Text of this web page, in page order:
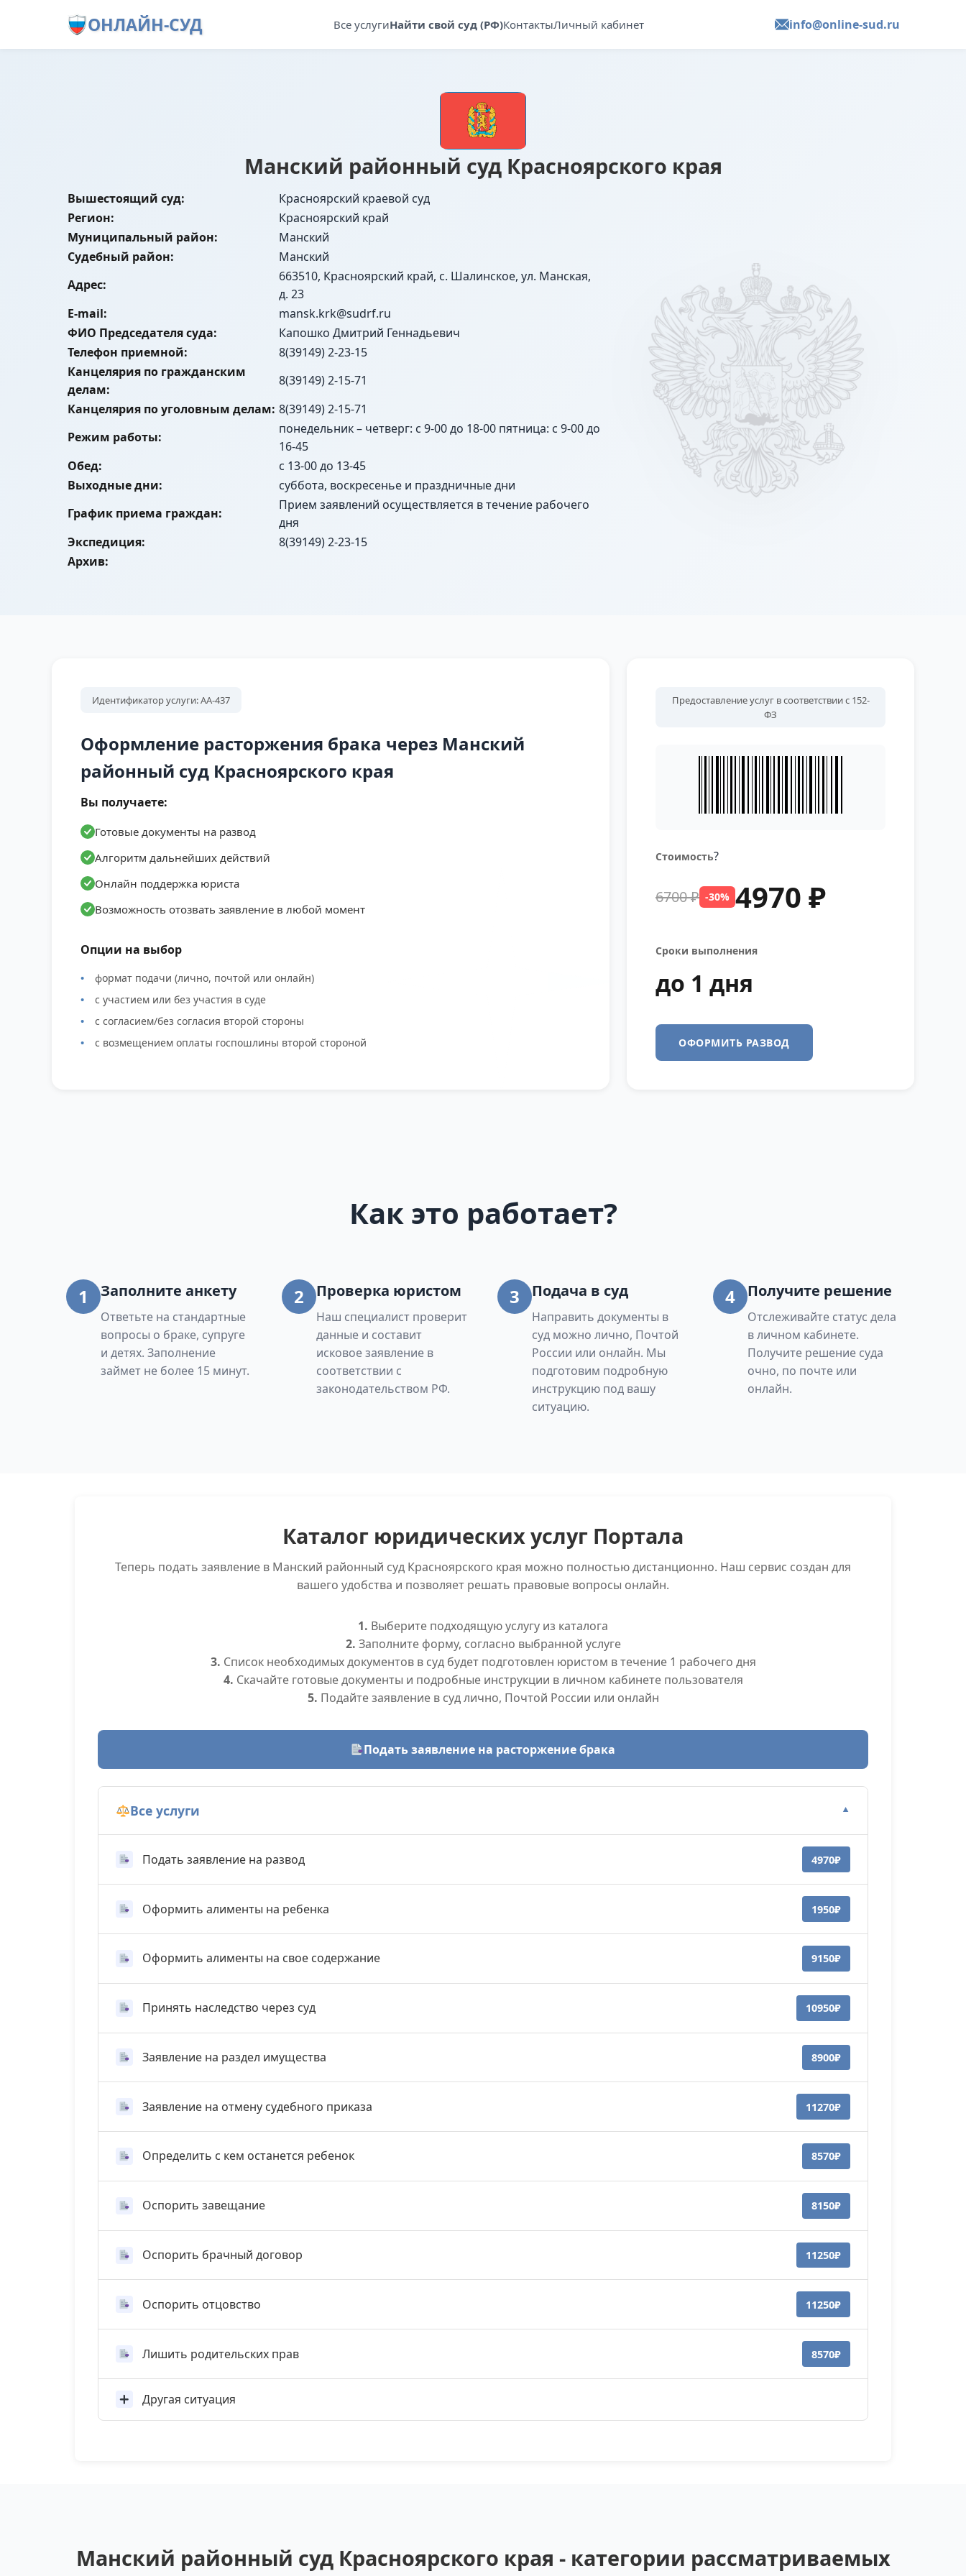
ОНЛАЙН-СУД Все услугиНайти свой суд (РФ)КонтактыЛичный кабинет info@online-sud.ru
Манский районный суд Красноярского края
Вышестоящий суд:
Красноярский краевой суд
Регион:
Красноярский край
Муниципальный район:
Манский
Судебный район:
Манский
Адрес:
663510, Красноярский край, с. Шалинское, ул. Манская,
д. 23
E-mail:
mansk.krk@sudrf.ru
ФИО Председателя суда:
Капошко Дмитрий Геннадьевич
Телефон приемной:
8(39149) 2-23-15
Канцелярия по гражданским
делам:
8(39149) 2-15-71
Канцелярия по уголовным делам: 8(39149) 2-15-71
Режим работы:
понедельник – четверг: с 9-00 до 18-00 пятница: с 9-00 до
16-45
Обед:
с 13-00 до 13-45
Выходные дни:
суббота, воскресенье и праздничные дни
График приема граждан:
Прием заявлений осуществляется в течение рабочего
дня
Экспедиция:
8(39149) 2-23-15
Архив:
Идентификатор услуги: АА-437
Оформление расторжения брака через Манский
районный суд Красноярского края
Вы получаете:
Готовые документы на развод
Алгоритм дальнейших действий
Онлайн поддержка юриста
Возможность отозвать заявление в любой момент
Опции на выбор
формат подачи (лично, почтой или онлайн)
с участием или без участия в суде
с согласием/без согласия второй стороны
с возмещением оплаты госпошлины второй стороной
Предоставление услуг в соответствии с 152-
ФЗ
Стоимость?
6700 ₽ -30% 4970 ₽
Сроки выполнения
до 1 дня
ОФОРМИТЬ РАЗВОД
Как это работает?
1 Заполните анкету
Ответьте на стандартные
вопросы о браке, супруге
и детях. Заполнение
займет не более 15 минут.
2 Проверка юристом
Наш специалист проверит
данные и составит
исковое заявление в
соответствии с
законодательством РФ.
3 Подача в суд
Направить документы в
суд можно лично, Почтой
России или онлайн. Мы
подготовим подробную
инструкцию под вашу
ситуацию.
4 Получите решение
Отслеживайте статус дела
в личном кабинете.
Получите решение суда
очно, по почте или
онлайн.
Каталог юридических услуг Портала
Теперь подать заявление в Манский районный суд Красноярского края можно полностью дистанционно. Наш сервис создан для
вашего удобства и позволяет решать правовые вопросы онлайн.
1. Выберите подходящую услугу из каталога
2. Заполните форму, согласно выбранной услуге
3. Список необходимых документов в суд будет подготовлен юристом в течение 1 рабочего дня
4. Скачайте готовые документы и подробные инструкции в личном кабинете пользователя
5. Подайте заявление в суд лично, Почтой России или онлайн
Подать заявление на расторжение брака
Все услуги ▼
Подать заявление на развод 4970₽
Оформить алименты на ребенка 1950₽
Оформить алименты на свое содержание 9150₽
Принять наследство через суд 10950₽
Заявление на раздел имущества 8900₽
Заявление на отмену судебного приказа 11270₽
Определить с кем останется ребенок 8570₽
Оспорить завещание 8150₽
Оспорить брачный договор 11250₽
Оспорить отцовство 11250₽
Лишить родительских прав 8570₽
Другая ситуация
Манский районный суд Красноярского края - категории рассматриваемых